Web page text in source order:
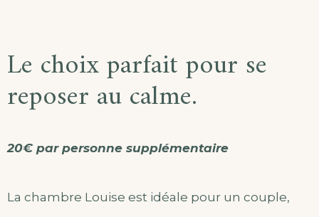
Le choix parfait pour se
reposer au calme.
20€ par personne supplémentaire
La chambre Louise est idéale pour un couple,